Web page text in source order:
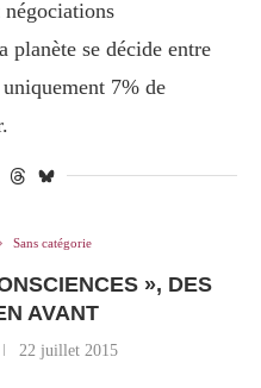
planète se décide entre
7% de
Sans catégorie
», DES
AVANT
22 juillet 2015